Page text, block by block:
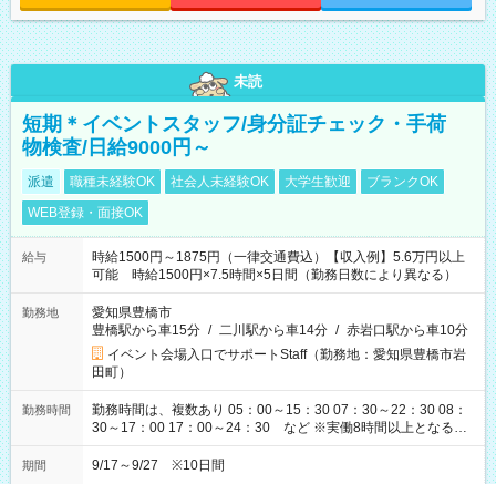
未読
短期＊イベントスタッフ/身分証チェック・手荷
物検査/日給9000円～
派遣 職種未経験OK 社会人未経験OK 大学生歓迎
ブランクOK
WEB登録・面接OK
給与
時給1500円～1875円（一律交通費込）【収入例】5.6万円以上
可能 時給1500円×7.5時間×5日間（勤務日数により異なる）
勤務地
愛知県豊橋市
豊橋駅から車15分 / 二川駅から車14分 / 赤岩口駅から車10分
イベント会場入口でサポートStaff（勤務地：愛知県豊橋市岩
田町）
勤務時間
勤務時間は、複数あり 05：00～15：30 07：30～22：30 08：
30～17：00 17：00～24：30 など ※実働8時間以上となる勤
務もあります。 【休憩】60分+他休憩あり 交替で取得します。
安全面に配慮しこまめな休憩があります。
期間 9/17～9/27 ※10日間